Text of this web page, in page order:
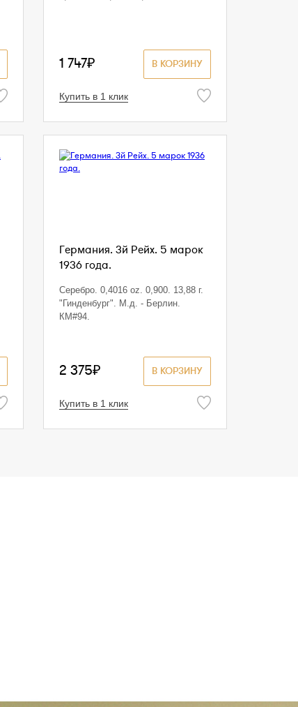
В КОРЗИНУ
1 747₽
Купить в 1 клик
Германия. 3й Рейх. 5 марок
1936 года.
Серебро. 0,4016 oz. 0,900. 13,88 г.
"Гинденбург". М.д. - Берлин.
КМ#94.
В КОРЗИНУ
2 375₽
Купить в 1 клик